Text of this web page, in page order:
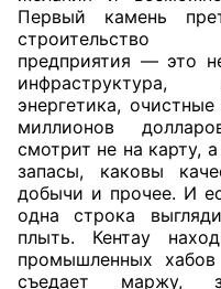
Первый камень
строительство
предприятия — это
инфраструктура,
энергетика,
миллионов
смотрит не на карту,
запасы, каковы
добычи и прочее. И
одна строка
плыть. Кентау
промышленных
съедает маржу,